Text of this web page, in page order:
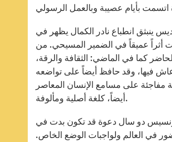
ينبثق انطباع نادر الكمال يظهر في
أثراً عميقاً في الضمير المسيحي. من
كما في الماضي: الثقافة والرقة،
عاش فيها، وقد حافظ أيضاً على تواضعه
مفاجئة على مسامع الإنسان المعاصر
أيضاً، كلغة أصلية ومألوفة.
في مؤلفه “تمهيد إلى حياة التُقى” (1607)، يوجه فرنسيس دو سال دعوة قد تكون بدت في
في العالم ولواجبات الوضع الخاص.